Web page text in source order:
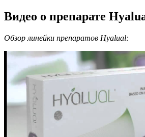
Видео о препарате
Обзор линейки препаратов Hyalual: